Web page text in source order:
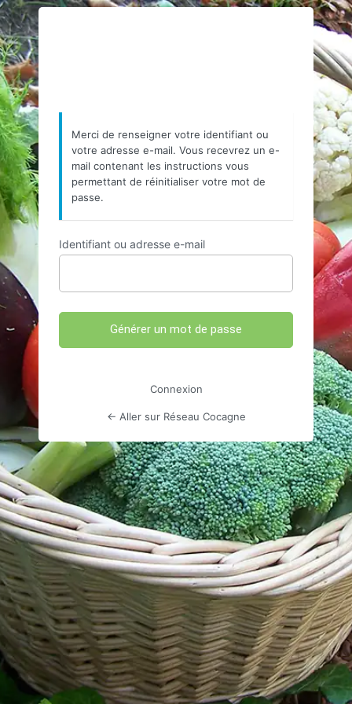
Mot
de
passe
oublié
https://
Merci de renseigner votre identifiant ou
votre adresse e-mail. Vous recevrez un e-
mail contenant les instructions vous
permettant de réinitialiser votre mot de
passe.
Identifiant ou adresse e-mail
Connexion
← Aller sur Réseau Cocagne